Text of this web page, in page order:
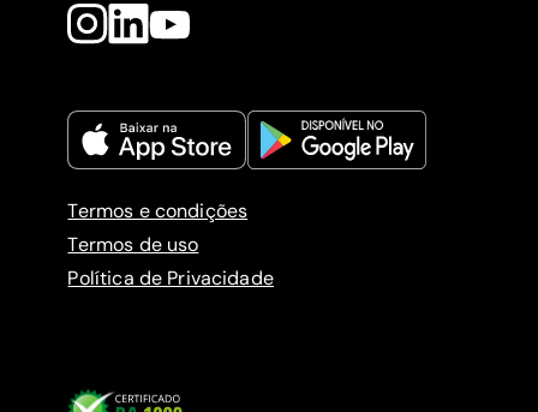
Termos e condições
Termos de uso
Política de Privacidade